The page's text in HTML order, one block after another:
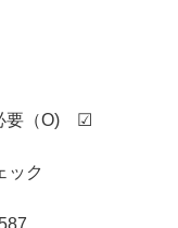
必要（O) ☑
ック
： 587